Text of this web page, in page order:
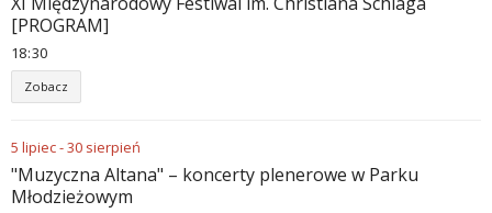
[PROGRAM]
18 30
Zobacz
5 lipiec-30 sierpień
"Muzyczna Altana" – koncerty plenerowe w Parku
Młodzieżowym